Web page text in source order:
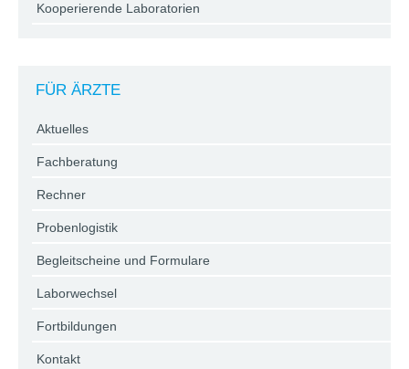
Kooperierende Laboratorien
FÜR ÄRZTE
Aktuelles
Fachberatung
Rechner
Probenlogistik
Begleitscheine und Formulare
Laborwechsel
Fortbildungen
Kontakt